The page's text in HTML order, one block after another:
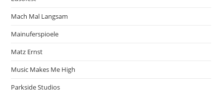
Mach Mal Langsam
Mainuferspioele
Matz Ernst
Music Makes Me High
Parkside Studios